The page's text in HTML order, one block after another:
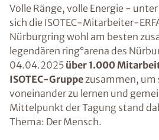
Volle Ränge, volle Energie -
sich die ISOTEC-Mitarbeiter-
Nürburgring wohl am besten
legendären ring°arena des
04.04.2025 über 1.000
ISOTEC-Gruppe zusammen, um
voneinander zu lernen und
Mittelpunkt der Tagung stand
Thema: Der Mensch.